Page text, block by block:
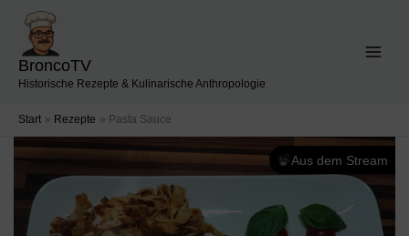
Inhalt
springen
BroncoTV
Historische Rezepte & Kulinarische Anthropologie
Start Rezepte Pasta Sauce
Aus dem Stream